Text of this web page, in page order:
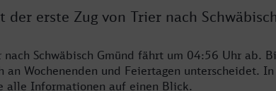
erste Zug von Trier nach
nach Schwäbisch Gmünd fährt um 04:56 Uhr ab.
an Wochenenden und Feiertagen unterscheidet.
alle Informationen auf einen Blick.